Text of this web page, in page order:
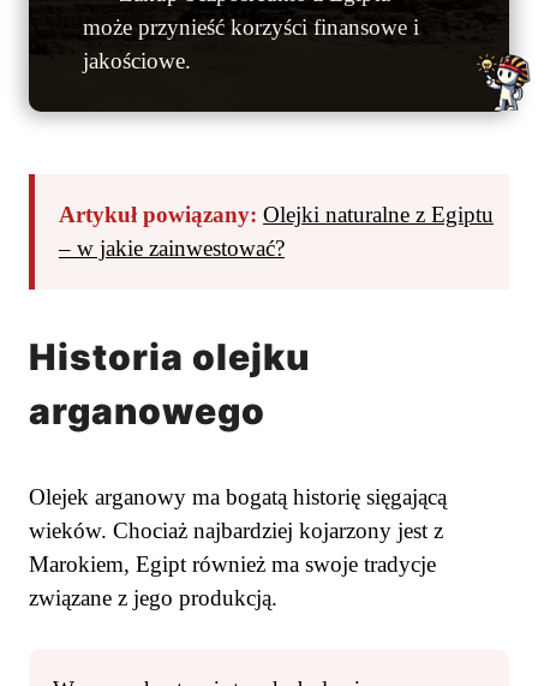
może przynieść korzyści finansowe i
jakościowe.
Artykuł powiązany: Olejki naturalne z Egiptu
– w jakie zainwestować?
Historia olejku
arganowego
Olejek arganowy ma bogatą historię sięgającą
wieków. Chociaż najbardziej kojarzony jest z
Marokiem, Egipt również ma swoje tradycje
związane z jego produkcją.